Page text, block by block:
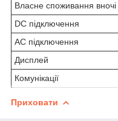
Власне споживання вночі
DC підключення
AC підключення
Дисплей
Комунікації
Приховати